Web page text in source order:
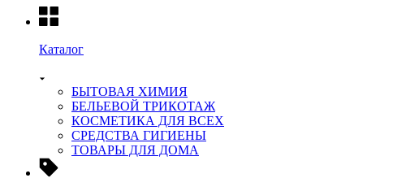
Каталог
БЫТОВАЯ ХИМИЯ
БЕЛЬЕВОЙ ТРИКОТАЖ
КОСМЕТИКА ДЛЯ ВСЕХ
СРЕДСТВА ГИГИЕНЫ
ТОВАРЫ ДЛЯ ДОМА